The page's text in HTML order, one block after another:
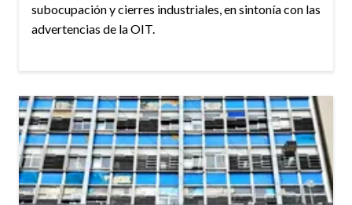
subocupación y cierres industriales, en sintonía con las
advertencias de la OIT.